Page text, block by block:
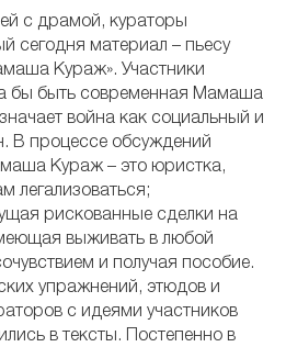
с драмой, кураторы
сегодня материал – пьесу
Кураж». Участники
бы быть современная Мамаша
война как социальный и
В процессе обсуждений
Кураж – это юристка,
легализоваться;
рискованные сделки на
выживать в любой
и получая пособие.
упражнений, этюдов и
с идеями участников
в тексты. Постепенно в